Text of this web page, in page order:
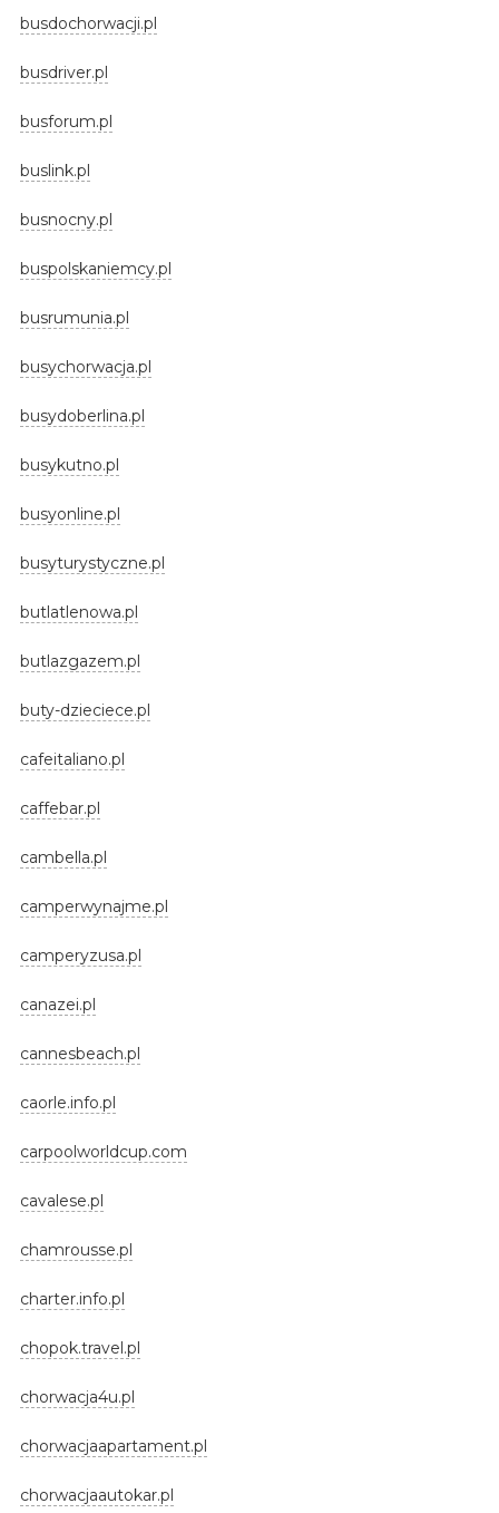
busdochorwacji.pl
busdriver.pl
busforum.pl
buslink.pl
busnocny.pl
buspolskaniemcy.pl
busrumunia.pl
busychorwacja.pl
busydoberlina.pl
busykutno.pl
busyonline.pl
busyturystyczne.pl
butlatlenowa.pl
butlazgazem.pl
buty-dzieciece.pl
cafeitaliano.pl
caffebar.pl
cambella.pl
camperwynajme.pl
camperyzusa.pl
canazei.pl
cannesbeach.pl
caorle.info.pl
carpoolworldcup.com
cavalese.pl
chamrousse.pl
charter.info.pl
chopok.travel.pl
chorwacja4u.pl
chorwacjaapartament.pl
chorwacjaautokar.pl